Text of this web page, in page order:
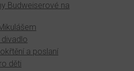
Budweiserové na
a poslaní
děti